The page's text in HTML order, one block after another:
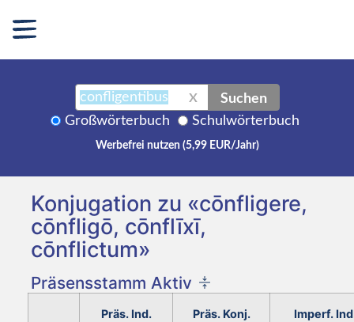
X Suchen
Großwörterbuch Schulwörterbuch
Werbefrei nutzen (5,99 EUR/Jahr)
Konjugation zu «cōnfligere,
cōnfligō, cōnflīxī,
cōnflictum»
Präsensstamm Aktiv
Präs. Ind.
Präs. Konj.
Imperf.